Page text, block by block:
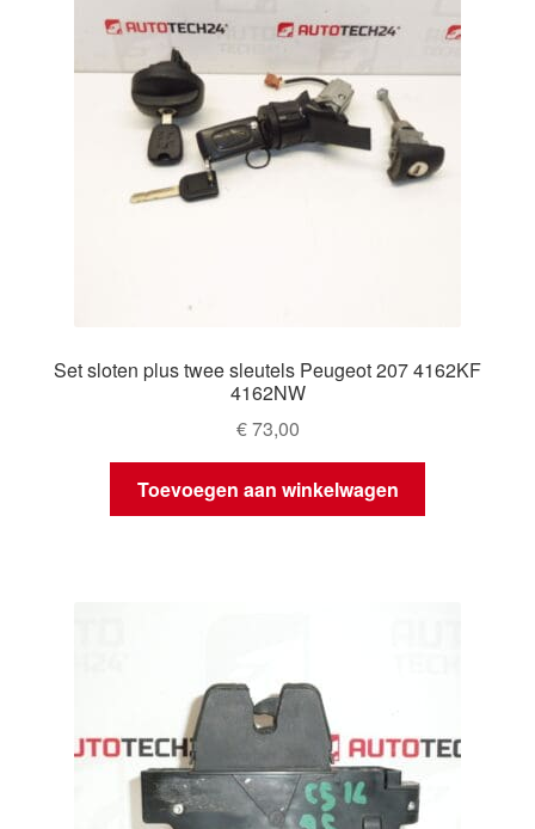
Set sloten plus twee sleutels Peugeot 207 4162KF
4162NW
€73,00
Toevoegen aan winkelwagen